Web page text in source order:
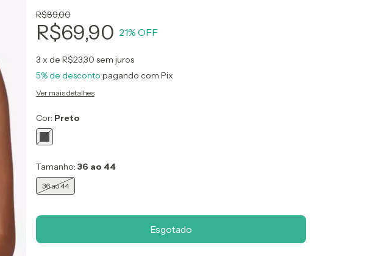
R$89,00
R$69,90 21% OFF
3 x de R$23,30 sem juros
5% de desconto pagando com Pix
Ver mais detalhes
Cor: Preto
Tamanho: 36 ao 44
36 ao 44